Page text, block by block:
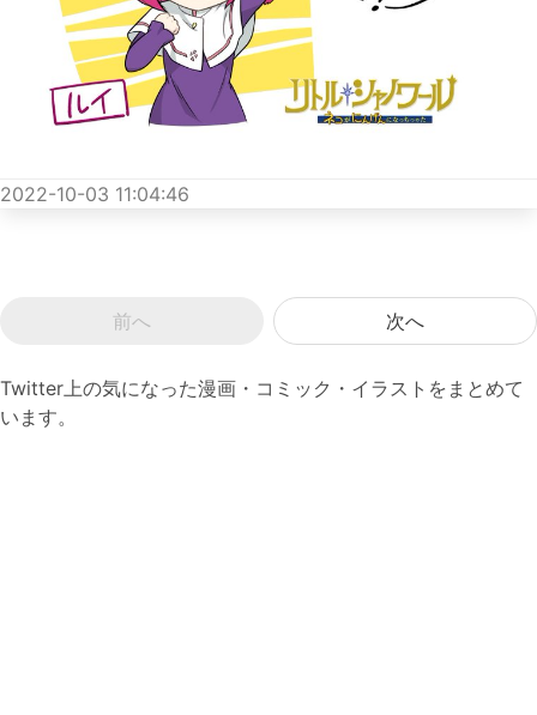
2022-10-03 11:04:46
前へ 次へ
Twitter上の気になった漫画・コミック・イラストをまとめて
います。